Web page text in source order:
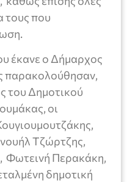
τους που
έκανε ο Δήμαρχος
παρακολούθησαν,
του Δημοτικού
οι
Τζώρτζης,
Φωτεινή Περακάκη,
δημοτική